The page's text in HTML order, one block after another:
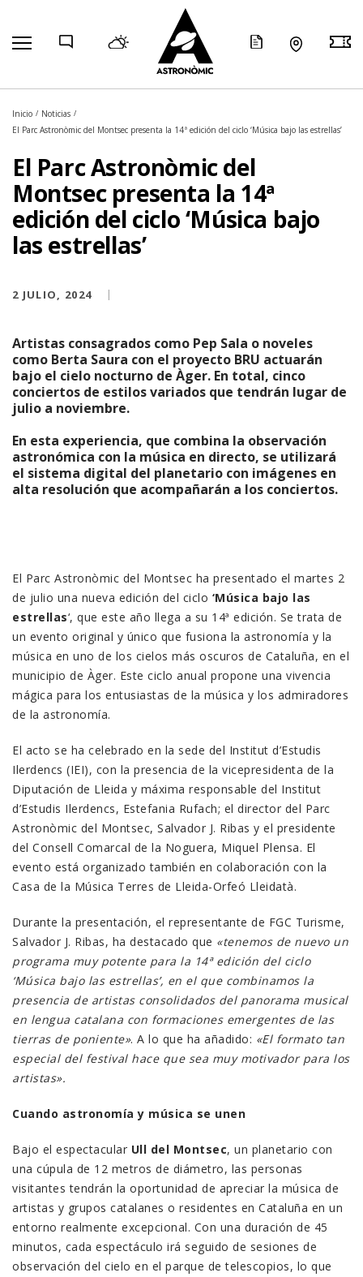
Inicio
Noticias
El Parc Astronòmic del Montsec presenta la 14ª edición del ciclo ‘Música bajo las estrellas’
El Parc Astronòmic del
Montsec presenta la 14ª
edición del ciclo ‘Música bajo
las estrellas’
2 JULIO, 2024
Artistas consagrados como Pep Sala o noveles
como Berta Saura con el proyecto BRU actuarán
bajo el cielo nocturno de Àger. En total, cinco
conciertos de estilos variados que tendrán lugar de
julio a noviembre.
En esta experiencia, que combina la observación
astronómica con la música en directo, se utilizará
el sistema digital del planetario con imágenes en
alta resolución que acompañarán a los conciertos.
El Parc Astronòmic del Montsec ha presentado el martes 2
de julio una nueva edición del ciclo ‘Música bajo las
estrellas‘, que este año llega a su 14ª edición. Se trata de
un evento original y único que fusiona la astronomía y la
música en uno de los cielos más oscuros de Cataluña, en el
municipio de Àger. Este ciclo anual propone una vivencia
mágica para los entusiastas de la música y los admiradores
de la astronomía.
El acto se ha celebrado en la sede del Institut d’Estudis
Ilerdencs (IEI), con la presencia de la vicepresidenta de la
Diputación de Lleida y máxima responsable del Institut
d’Estudis Ilerdencs, Estefania Rufach; el director del Parc
Astronòmic del Montsec, Salvador J. Ribas y el presidente
del Consell Comarcal de la Noguera, Miquel Plensa. El
evento está organizado también en colaboración con la
Casa de la Música Terres de Lleida-Orfeó Lleidatà.
Durante la presentación, el representante de FGC Turisme,
Salvador J. Ribas, ha destacado que «tenemos de nuevo un
programa muy potente para la 14ª edición del ciclo
‘Música bajo las estrellas’, en el que combinamos la
presencia de artistas consolidados del panorama musical
en lengua catalana con formaciones emergentes de las
tierras de poniente». A lo que ha añadido: «El formato tan
especial del festival hace que sea muy motivador para los
artistas».
Cuando astronomía y música se unen
Bajo el espectacular Ull del Montsec, un planetario con
una cúpula de 12 metros de diámetro, las personas
visitantes tendrán la oportunidad de apreciar la música de
artistas y grupos catalanes o residentes en Cataluña en un
entorno realmente excepcional. Con una duración de 45
minutos, cada espectáculo irá seguido de sesiones de
observación del cielo en el parque de telescopios, lo que